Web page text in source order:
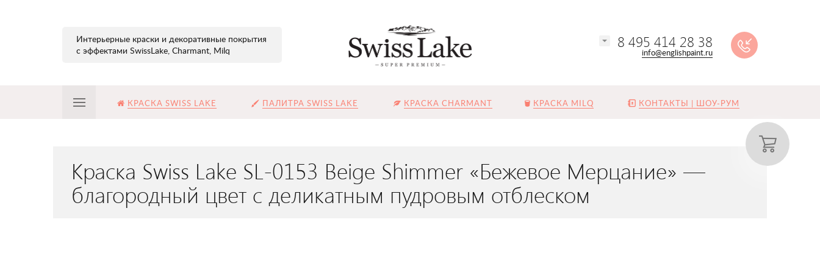
Интерьерные краски и декоративные покрытия
с эффектами SwissLake, Charmant, Milq
8 495 414 28 38
info@englishpaint.ru
КРАСКА SWISS LAKE ПАЛИТРА SWISS LAKE КРАСКА CHARMANT КРАСКА MILQ КОНТАКТЫ | ШОУ-РУМ
Краска Swiss Lake SL-0153 Beige Shimmer «Бежевое Мерцание» —
благородный цвет с деликатным пудровым отблеском